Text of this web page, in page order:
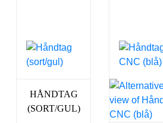
HÅNDTAG
(SORT/GUL)